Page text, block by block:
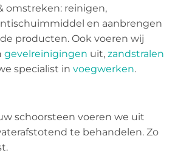
omstreken: reinigen,
en aanbrengen
producten. Ook voeren wij
gevelreinigingen uit, zandstralen
specialist in voegwerken.
schoorsteen voeren we uit
te behandelen. Zo